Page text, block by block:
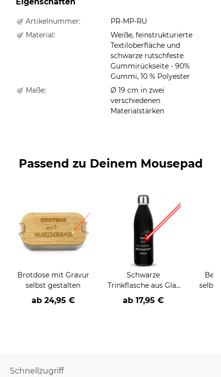
Artikelnummer:
PR-MP-RU
Material:
Weiße, feinstrukturierte
Textiloberfläche und
schwarze rutschfeste
Gummirückseite - 90%
Gummi, 10 % Polyester
Maße:
Ø 19 cm in zwei
verschiedenen
Materialstärken
Passend zu Deinem Mousepad
Brotdose mit Gravur
selbst gestalten
ab 24,95 €
Schwarze
Trinkflasche aus Glas
mit Text gravieren -
650 ml
ab 17,95 €
Schnellzugriff